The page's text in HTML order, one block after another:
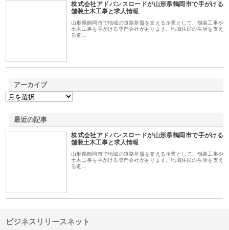
株式会社アドバンスロードが山形県鶴岡市で手がける
舗装土木工事と求人情報
山形県鶴岡市で地域の道路基盤を支える企業として、舗装工事や
土木工事を手がける専門会社があります。地域住民の生活を支え
る道…
アーカイブ
最近の記事
株式会社アドバンスロードが山形県鶴岡市で手がける
舗装土木工事と求人情報
山形県鶴岡市で地域の道路基盤を支える企業として、舗装工事や
土木工事を手がける専門会社があります。地域住民の生活を支え
る道…
ビジネスリリースネット